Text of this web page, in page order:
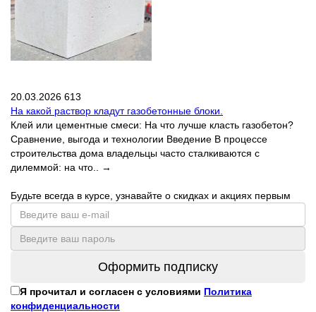
20.03.2026 613
На какой раствор кладут газобетонные блоки.
Клей или цементные смеси: На что лучше класть газобетон?
Сравнение, выгода и технологии Введение В процессе
строительства дома владельцы часто сталкиваются с
дилеммой: на что..
→
Будьте всегда в курсе, узнавайте о скидках и акциях первым
Оформить подписку
Я прочитал и согласен с условиями Политика
конфиденциальности